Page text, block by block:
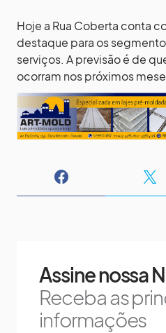
Hoje a Rua Coberta conta
destaque para os
serviços. A previsão é de
ocorram nos próximos
Assine nossa
Receba as
informações